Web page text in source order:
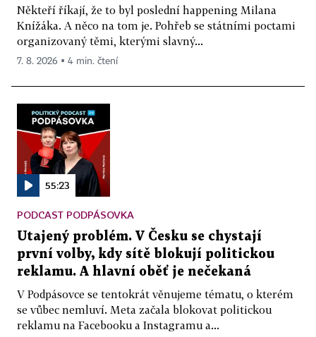
Někteří říkají, že to byl poslední happening Milana
Knížáka. A něco na tom je. Pohřeb se státními poctami
organizovaný těmi, kterými slavný...
7. 8. 2026 ▪ 4 min. čtení
55:23
PODCAST PODPÁSOVKA
Utajený problém. V Česku se chystají
první volby, kdy sítě blokují politickou
reklamu. A hlavní oběť je nečekaná
V Podpásovce se tentokrát věnujeme tématu, o kterém
se vůbec nemluví. Meta začala blokovat politickou
reklamu na Facebooku a Instagramu a...